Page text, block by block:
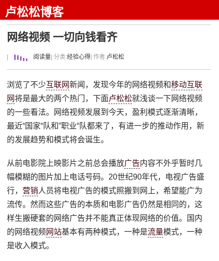
卢松松博客
网络视频 一切向钱看齐
阅读量 | 分类:经验心得 | 作者:卢松松
浏览了不少互联网新闻，发现今年的网络视频和移动互联
网将是最大的两个热门，下面卢松松就浅谈一下网络视频
的一些看法。网络视频发展到今天，盈利模式逐渐清晰，
最近“国家“队和”职业“队都来了，有进一步的推动作用，新
的发展趋势和模式将会诞生。
从前电影院上映影片之前总会播放广告内容不外乎暂时几
幅模糊的图片加上电话号码。20世纪90年代，电视广告盛
行， 营销人员将电视广告的模式照搬到网上，希望能广为
流传。然而这些广告的本质和电影广告仍然是相同的，这
样生搬硬套的网络广告并不能真正体现网络的价值。国内
的网络视频 网站基本有两种模式，一种是流量模式，一种
是收入模式。